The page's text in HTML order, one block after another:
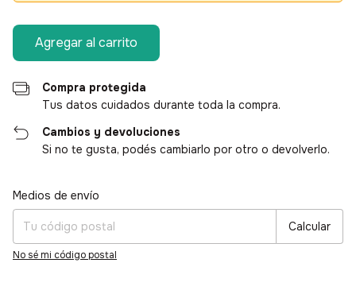
Compra protegida
Tus datos cuidados durante toda la compra.
Cambios y devoluciones
Si no te gusta, podés cambiarlo por otro o devolverlo.
Entregas para el CP:
Medios de envío
Calcular
No sé mi código postal